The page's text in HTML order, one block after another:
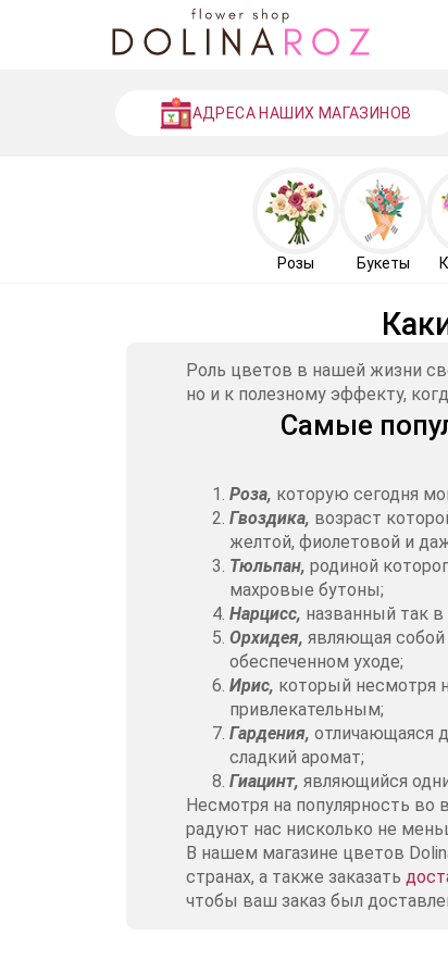
АДРЕСА НАШИХ МАГАЗИНОВ
Розы Букеты
Роль цветов в нашей жизни
но и к полезному эффекту,
Самые
Роза, которую сегодня
Гвоздика, возраст
желтой, фиолетовой и
Тюльпан, родиной
махровые бутоны;
Нарцисс, названный так
Орхидея, являющая
обеспеченном уходе;
Ирис, который несмотря
привлекательным;
Гардения, отличающаяся
сладкий аромат;
Гиацинт, являющийся
Несмотря на популярность
радуют нас нисколько не
В нашем магазине цветов
странах, а также заказать
чтобы ваш заказ был